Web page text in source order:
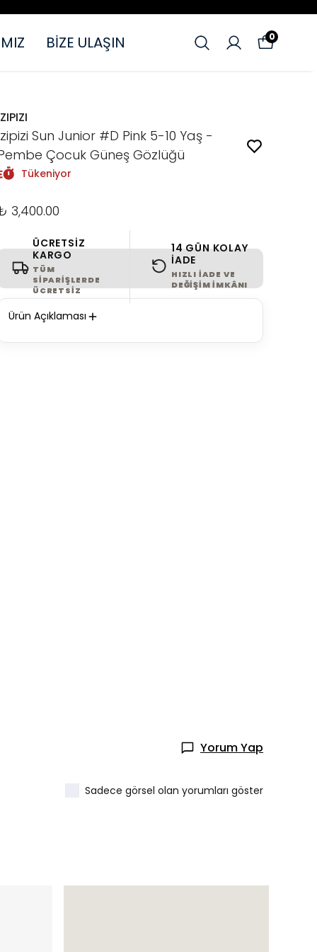
BİZE ULAŞIN 0
Sun Junior #D Pink 5-10 Yaş -
Çocuk Güneş Gözlüğü
Tükeniyor
3,400.00
ÜCRETSIZ
KARGO
TÜM
SIPARIŞLERDE
ÜCRETSIZ
14 GÜN KOLAY
İADE
HIZLI IADE VE
DEĞIŞIM IMKÂNI
Ürün Açıklaması
Yorum Yap
Sadece görsel olan yorumları göster